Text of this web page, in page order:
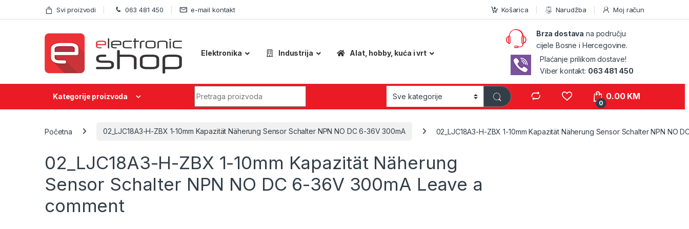
Skip to navigation
Skip to content Svi proizvodi 063 481 450 e-mail kontakt Košarica Narudžba Moj račun
Elektronika Industrija Alat, hobby, kuća i vrt
Brza dostava na području
cijele Bosne i Hercegovine.
Plaćanje prilikom dostave!
Viber kontakt: 063 481 450
Kategorije proizvoda
0
0.00 KM
Početna 02_LJC18A3-H-ZBX 1-10mm Kapazität Näherung Sensor Schalter NPN NO DC 6-36V 300mA 02_LJC18A3-H-ZBX 1-10mm Kapazität Näherung Sensor Schalter NPN NO
02_LJC18A3-H-ZBX 1-10mm Kapazität Näherung
Sensor Schalter NPN NO DC 6-36V 300mA Leave a
comment